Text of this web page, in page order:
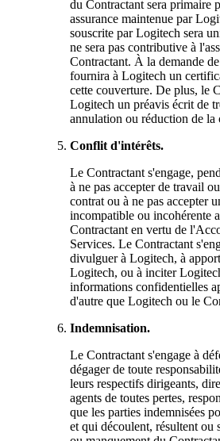
du Contractant sera primaire
assurance maintenue par
souscrite par Logitech sera
ne sera pas contributive à
Contractant. À la demande
fournira à Logitech un
cette couverture. De plus, le
Logitech un préavis écrit de
annulation ou réduction de la
Conflit d'intérêts.
Le Contractant s'engage,
à ne pas accepter de travail
contrat ou à ne pas accepter
incompatible ou incohérente
Contractant en vertu de
Services. Le Contractant
divulguer à Logitech, à
Logitech, ou à inciter
informations confidentielles
d'autre que Logitech ou le
Indemnisation.
Le Contractant s'engage à
dégager de toute
leurs respectifs dirigeants,
agents de toutes pertes,
que les parties indemnisées
et qui découlent, résultent ou